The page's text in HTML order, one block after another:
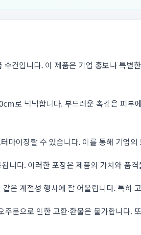
건입니다. 이 제품은 기업 홍보나 특별
로 넉넉합니다. 부드러운 촉감은 피부
마이징할 수 있습니다. 이를 통해 기업
니다. 이러한 포장은 제품의 가치와 품
은 계절성 행사에 잘 어울립니다. 특히
문으로 인한 교환·환불은 불가합니다.